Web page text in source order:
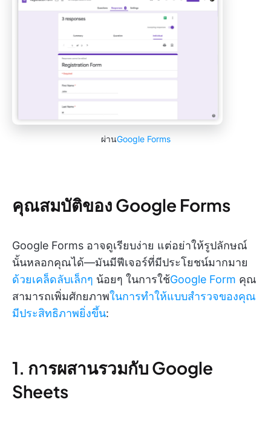
ผ่านGoogle Forms
คุณสมบัติของ Google Forms
Google Forms อาจดูเรียบง่าย แต่อย่าให้รูปลักษณ์
นั้นหลอกคุณได้—มันมีฟีเจอร์ที่มีประโยชน์มากมาย
ด้วยเคล็ดลับเล็กๆ น้อยๆ ในการใช้Google Form คุณ
สามารถเพิ่มศักยภาพในการทำให้แบบสำรวจของคุณ
มีประสิทธิภาพยิ่งขึ้น:
1. การผสานรวมกับ Google
Sheets